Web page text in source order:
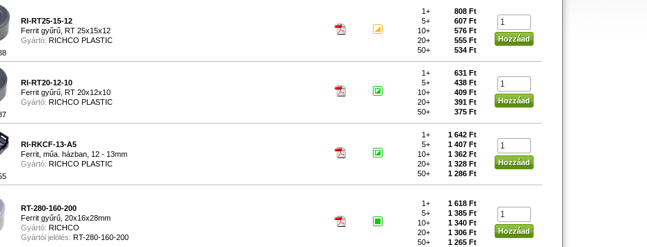
RI-RT25-15-12
Ferrit gyűrű, RT 25x15x12
Gyártó: RICHCO PLASTIC
1+
808 Ft
5+
607 Ft
10+
576 Ft
20+
555 Ft
50+
534 Ft
RI-RT20-12-10
Ferrit gyűrű, RT 20x12x10
Gyártó: RICHCO PLASTIC
1+
631 Ft
5+
438 Ft
10+
409 Ft
20+
391 Ft
50+
375 Ft
RI-RKCF-13-A5
Ferrit, műa. házban, 12 - 13mm
Gyártó: RICHCO PLASTIC
1+
1 642 Ft
5+
1 407 Ft
10+
1 362 Ft
20+
1 328 Ft
50+
1 286 Ft
RT-280-160-200
Ferrit gyűrű, 20x16x28mm
Gyártó: RICHCO
Gyártói jelölés: RT-280-160-200
1+
1 618 Ft
5+
1 385 Ft
10+
1 340 Ft
20+
1 306 Ft
50+
1 265 Ft